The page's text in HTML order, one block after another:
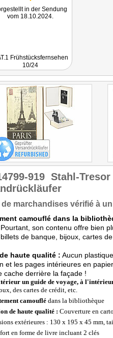
in der Sendung
vom 18.10.2024.
Frühstücksfernsehen
10/24
919 Stahl-
de marchandises vérifié à
camouflé dans la
son contenu offre bien
de banque, bijoux, cartes
haute qualité : Aucun
et les pages intérieures en
cache derrière la façade !
un guide de voyage, à
des cartes de crédit, etc.
camouflédans la bibliothèque
de haute qualité : Couverture en
extérieures : 130 x 195 x 45 mm,
en forme de livre incluant 2 clés